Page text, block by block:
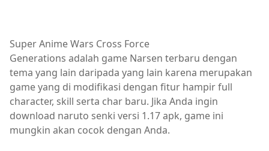
Super Anime Wars Cross Force
Generations adalah game Narsen terbaru dengan
tema yang lain daripada yang lain karena merupakan
game yang di modifikasi dengan fitur hampir full
character, skill serta char baru. Jika Anda ingin
download naruto senki versi 1.17 apk, game ini
mungkin akan cocok dengan Anda.